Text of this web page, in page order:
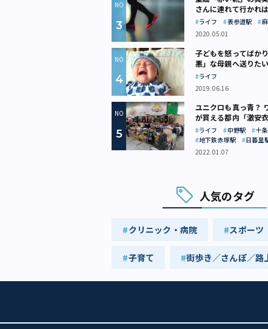
さんに連れて行かれ
ライフ 表参道駅
2020.05.01
子どもを怒ってばか
悪」な母親へ送りた
ろの処方箋
ライフ
2019.06.16
ユニクロも真っ青？
が買える都内「激安
ライフ 中野駅
十
地下鉄赤塚駅
日暮里
2022.01.07
人気のタグ
クリニック・病院 スポーツ
子育て 街歩き／さんぽ／路